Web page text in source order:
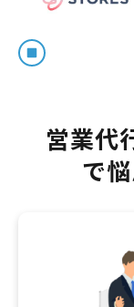
営業代
で